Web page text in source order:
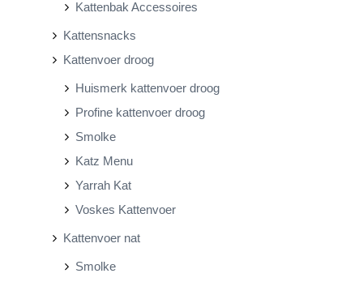
Kattenbak Accessoires
Kattensnacks
Kattenvoer droog
Huismerk kattenvoer droog
Profine kattenvoer droog
Smolke
Katz Menu
Yarrah Kat
Voskes Kattenvoer
Kattenvoer nat
Smolke